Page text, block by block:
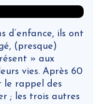
d’enfance, ils ont
(presque)
» aux
vies. Après 60
le rappel des
; les trois autres